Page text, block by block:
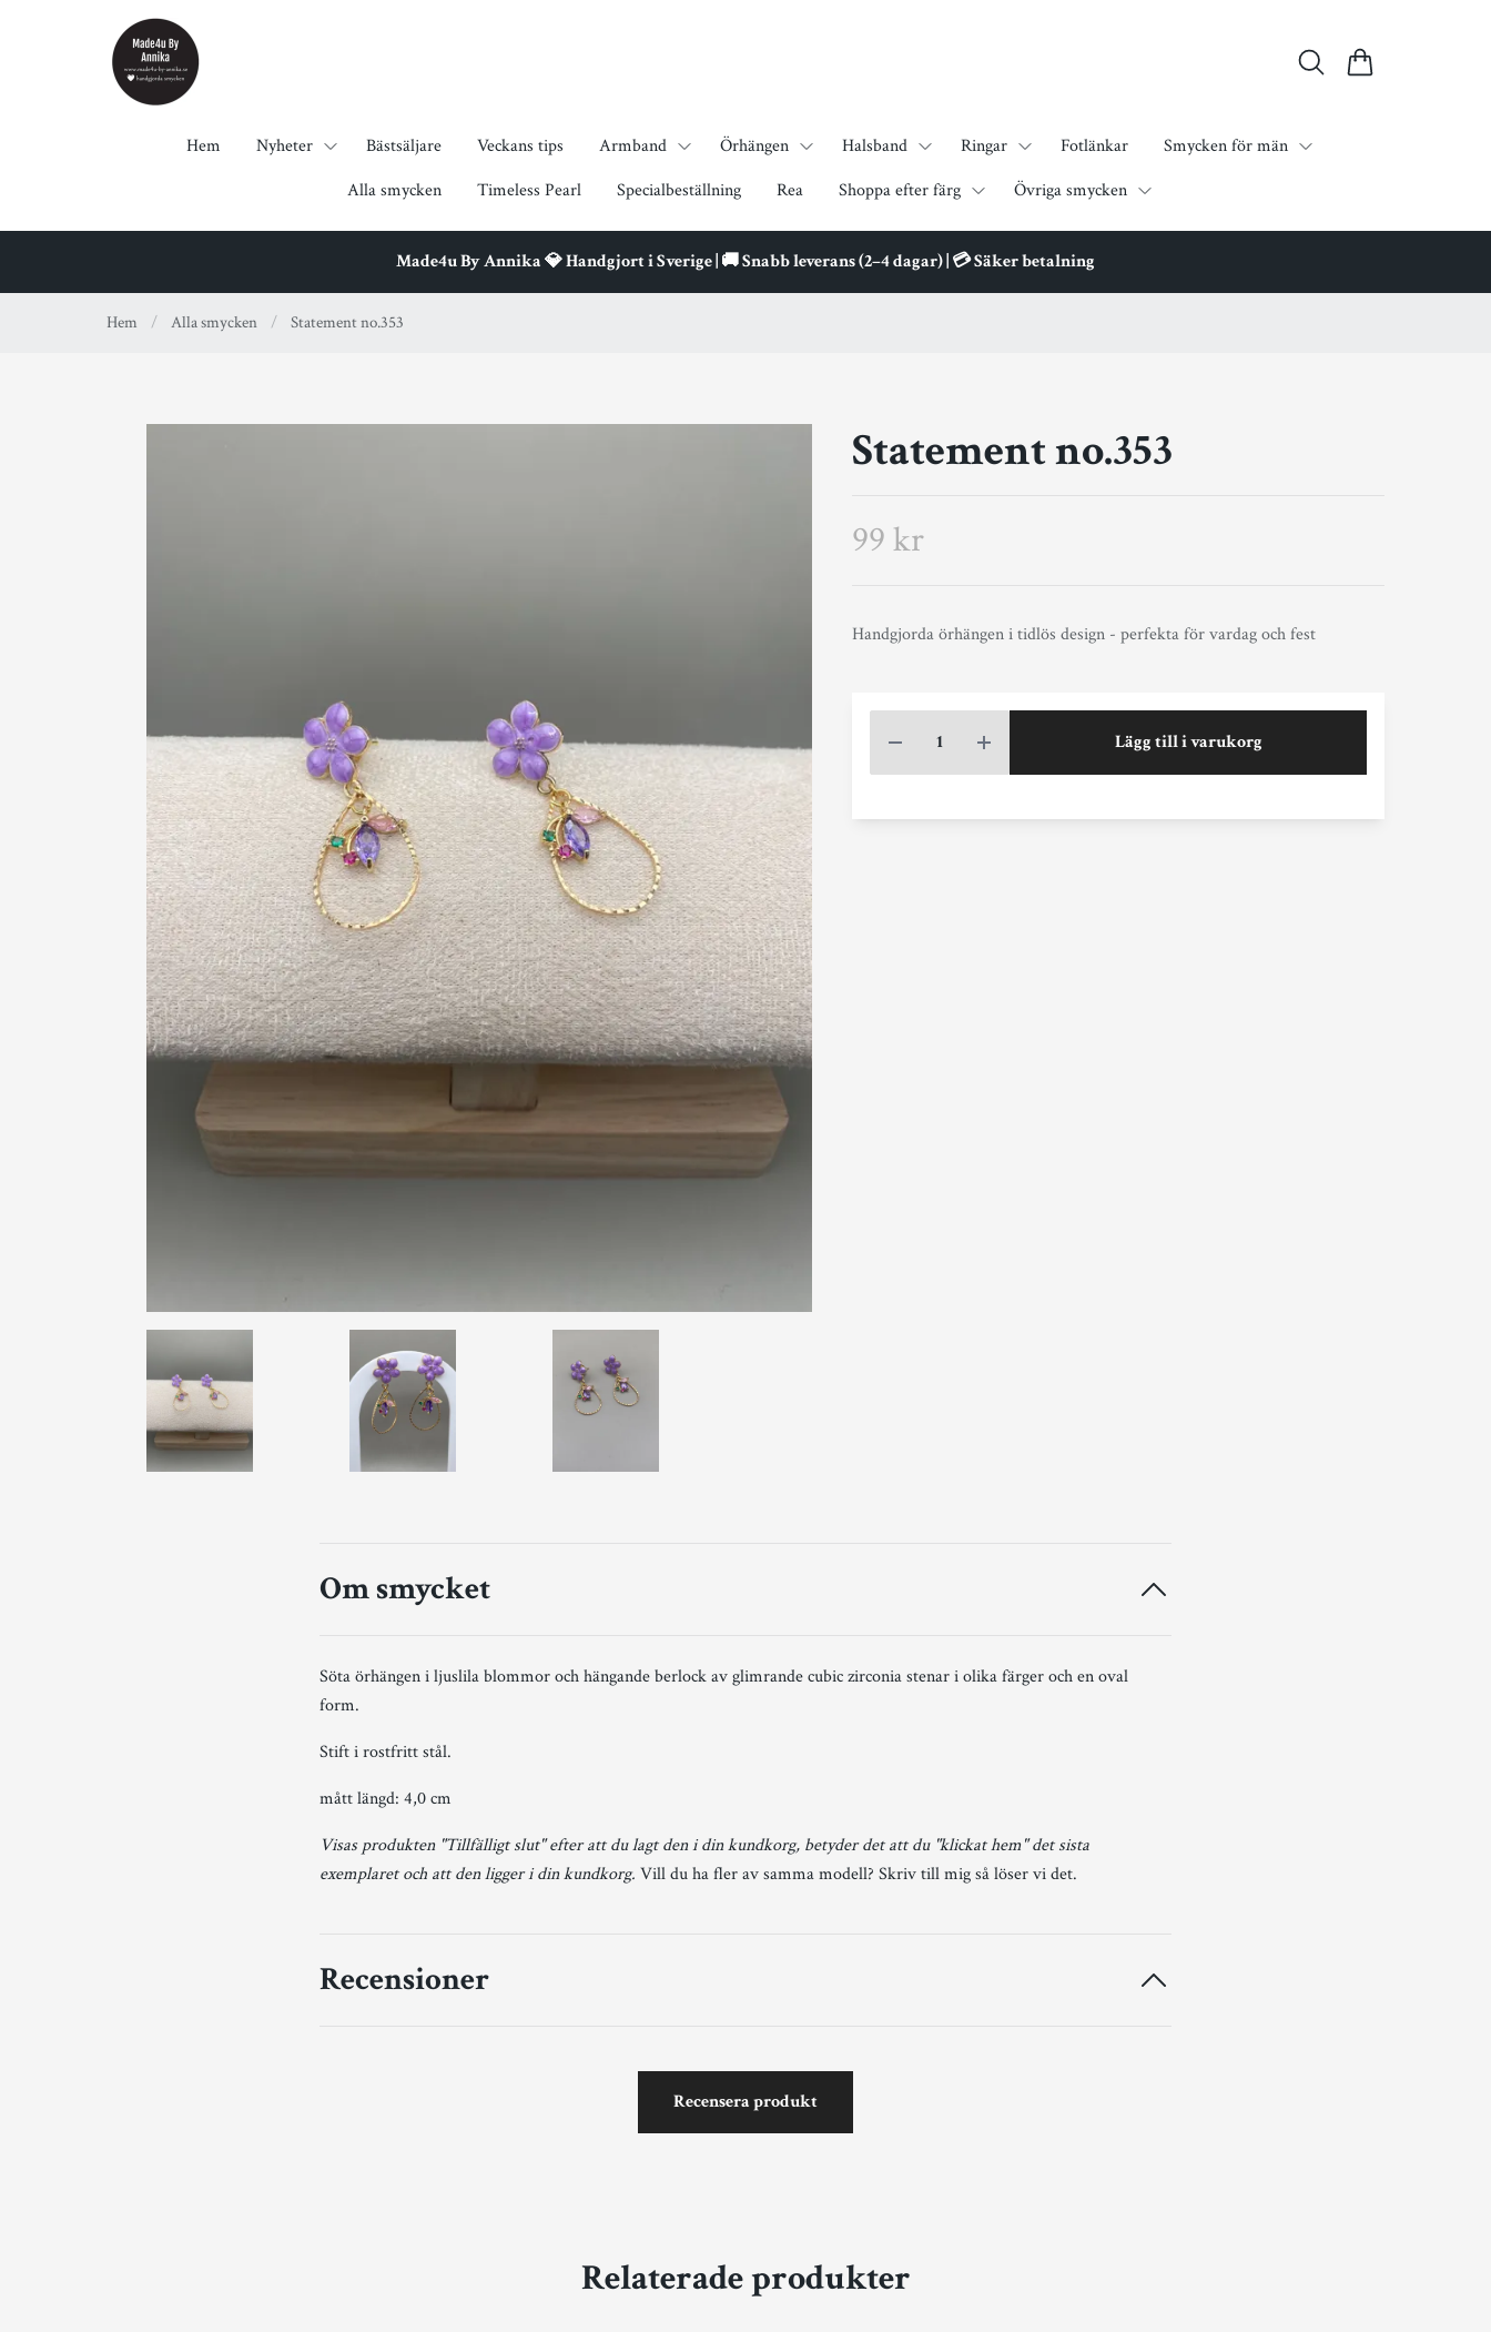
Hem Nyheter Bästsäljare Veckans tips Armband Örhängen Halsband Ringar Fotlänkar
Smycken för män
Alla smycken
Timeless Pearl Specialbeställning Rea Shoppa efter färg Övriga smycken
Made4u By Annika 💎 Handgjort i Sverige | 🚚 Snabb leverans (2–4 dagar) | 💳 Säker betalning
Hem / Alla smycken / Statement no.353
Statement no.353
99 kr
Handgjorda örhängen i tidlös design - perfekta för vardag och fest
Lägg till i varukorg
Om smycket
Söta örhängen i ljuslila blommor och hängande berlock av glimrande cubic zirconia stenar i olika färger och en oval
form.
Stift i rostfritt stål.
mått längd: 4,0 cm
Visas produkten "Tillfälligt slut" efter att du lagt den i din kundkorg, betyder det att du "klickat hem" det sista
exemplaret och att den ligger i din kundkorg. Vill du ha fler av samma modell? Skriv till mig så löser vi det.
Recensioner
Recensera produkt
Relaterade produkter